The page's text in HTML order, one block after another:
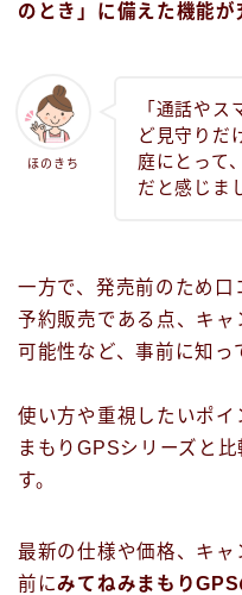
のとき」に備えた機能が
ほのきち
「通話や
ど見守りだ
庭にとって
だと感じま
一方で、発売前のため口
予約販売である点、キ
可能性など、事前に知っ
使い方や重視したいポ
まもりGPSシリーズと
す。
最新の仕様や価格、キャ
前にみてねみまもり